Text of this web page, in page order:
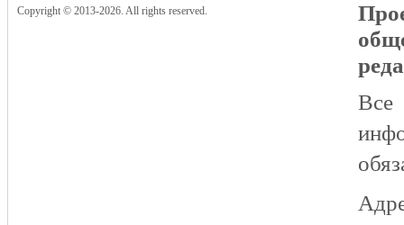
Copyright © 2013-2026. All rights reserved.